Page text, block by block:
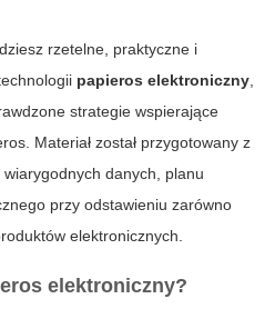
rzetelne, praktyczne i
papieros elektroniczny,
strategie wspierające
. Materiał został przygotowany z
danych, planu
przy odstawieniu zarówno
elektronicznych.
elektroniczny?